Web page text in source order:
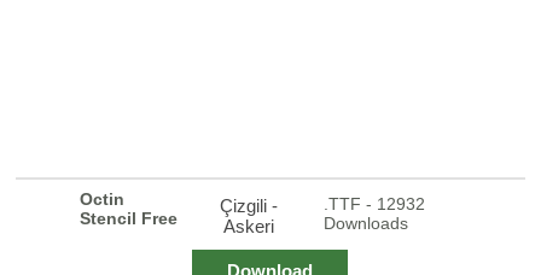
Octin
Stencil Free
Çizgili -
Askeri
.TTF - 12932
Downloads
Download